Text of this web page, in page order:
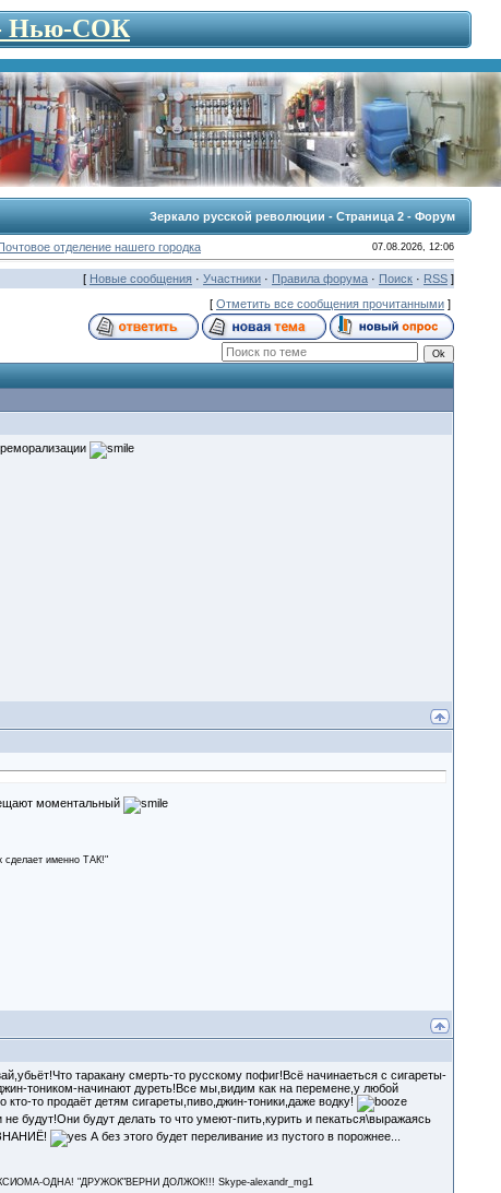
- Нью-СОК
Зеркало русской революции - Страница 2 - Форум
отделение нашего городка 07.08.2026, 12:06
[ Новые сообщения· Участники· Правила форума· Поиск· RSS]
[ Отметить все сообщения прочитанными]
моментальный
сделает именно ТАК!"
таракану смерть-то русскому пофиг!Всё начинаеться с сигареты-
тоником-начинают дуреть!Все мы,видим как на перемене,у любой
то продаёт детям сигареты,пиво,джин-тоники,даже водку!
будут!Они будут делать то что умеют-пить,курить и пекаться\выражаясь
А без этого будет переливание из пустого в порожнее...
ОДНА! "ДРУЖОК"ВЕРНИ ДОЛЖОК!!! Skype-alexandr_mg1